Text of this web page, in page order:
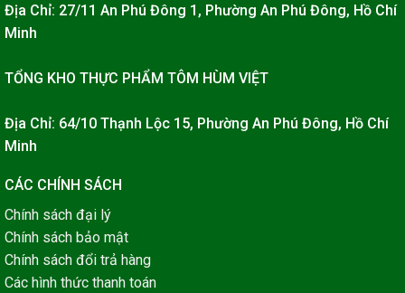
Địa Chỉ: 27/11 An Phú Đông 1, Phường An Phú Đông, Hồ Chí
Minh
TỔNG KHO THỰC PHẨM TÔM HÙM VIỆT
Địa Chỉ: 64/10 Thạnh Lộc 15, Phường An Phú Đông, Hồ Chí
Minh
CÁC CHÍNH SÁCH
Chính sách đại lý
Chính sách bảo mật
Chính sách đổi trả hàng
Các hình thức thanh toán